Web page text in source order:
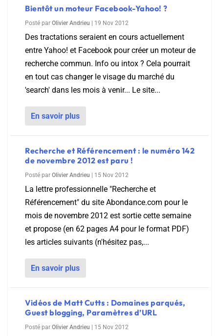
Bientôt un moteur Facebook-Yahoo! ?
Posté par Olivier Andrieu 19 Nov 2012
Des tractations seraient en cours actuellement
entre Yahoo! et Facebook pour créer un moteur de
recherche commun. Info ou intox ? Cela pourrait
en tout cas changer le visage du marché du
'search' dans les mois à venir... Le site...
En savoir plus
Recherche et Référencement : le numéro 142
de novembre 2012 est paru !
Posté par Olivier Andrieu 15 Nov 2012
La lettre professionnelle "Recherche et
Référencement" du site Abondance.com pour le
mois de novembre 2012 est sortie cette semaine
et propose (en 62 pages A4 pour le format PDF)
les articles suivants (n'hésitez pas,...
En savoir plus
Vidéos de Matt Cutts : Domaines parqués,
Guest blogging, Paramètres d’URL
Posté par Olivier Andrieu 15 Nov 2012